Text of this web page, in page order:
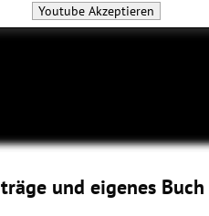
Youtube Akzeptieren
und eigenes Buch